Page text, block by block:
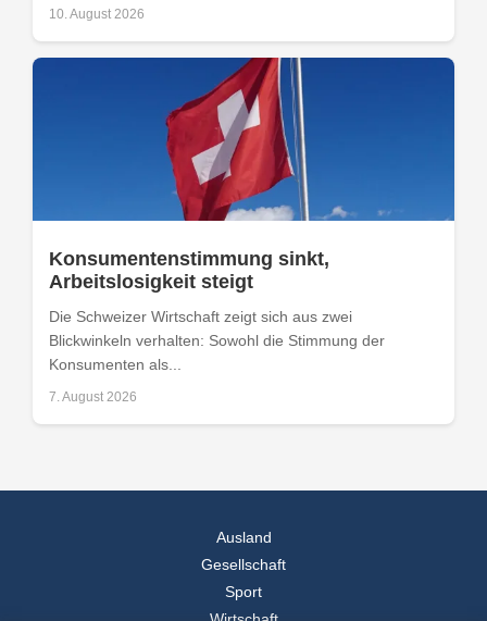
10. August 2026
Konsumentenstimmung sinkt,
Arbeitslosigkeit steigt
Die Schweizer Wirtschaft zeigt sich aus zwei
Blickwinkeln verhalten: Sowohl die Stimmung der
Konsumenten als...
7. August 2026
Ausland
Gesellschaft
Sport